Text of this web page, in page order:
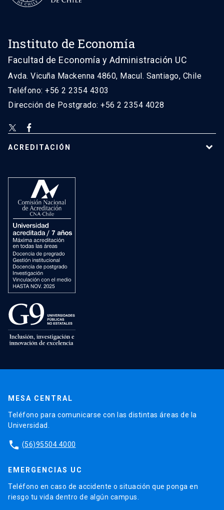
Instituto de Economía
Facultad de Economía y Administración UC
Avda. Vicuña Mackenna 4860, Macul. Santiago, Chile
Teléfono: +56 2 2354 4303
Dirección de Postgrado: +56 2 2354 4028
ACREDITACIÓN
MESA CENTRAL
Teléfono para comunicarse con las distintas áreas de la
Universidad.
phone (56)95504 4000
EMERGENCIAS UC
Teléfono en caso de accidente o situación que ponga en
riesgo tu vida dentro de algún campus.